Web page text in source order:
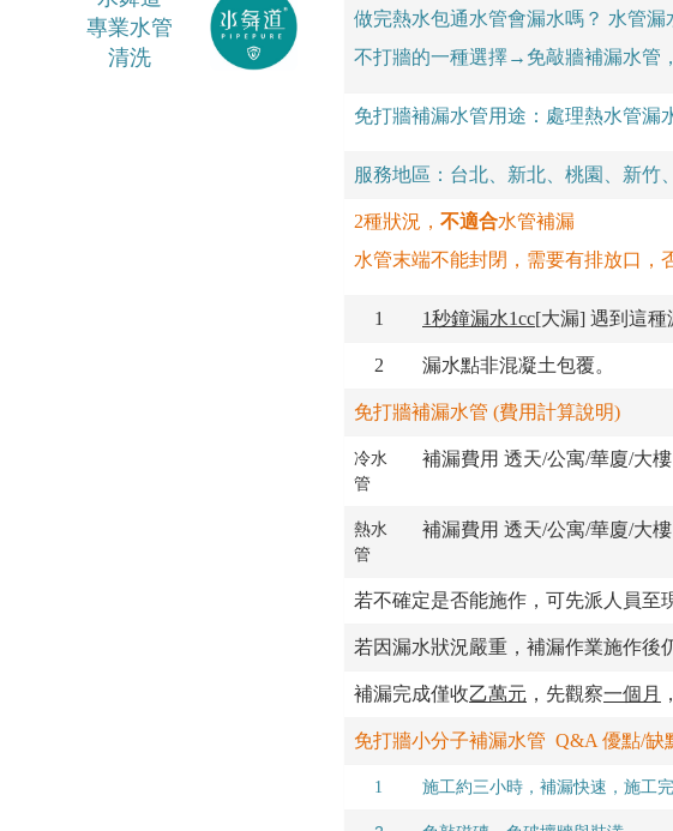
專業水管
清洗
做完熱水包通水管會漏水嗎 ？ 水管漏
不打牆的一種選擇→免敲牆補漏水管
免打牆補漏水管用途：處理熱水管漏
服務地區：台北、新北、桃園、新竹
2種狀況， 不適合水管補漏
水管末端不能封閉，需要有排放口，
1 1秒鐘漏水1cc[大漏] 遇到這種
2 漏水點非混凝土包覆。
免打牆補漏水管 (費用計算說明)
冷水
管
補漏費用 透天/公寓/華廈/大樓
熱水
管
補漏費用 透天/公寓/華廈/大樓
若不確定是否能施作，可先派人員至
若因漏水狀況嚴重，補漏作業施作後
補漏完成僅收乙萬元 ，先觀察一個月 ，
免打牆小分子補漏水管 Q&A 優點/缺
1 施工約三小時， 補漏快速，施工